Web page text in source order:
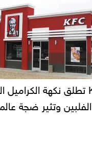
للتحقيق في أسباب
ألبان الأطفال